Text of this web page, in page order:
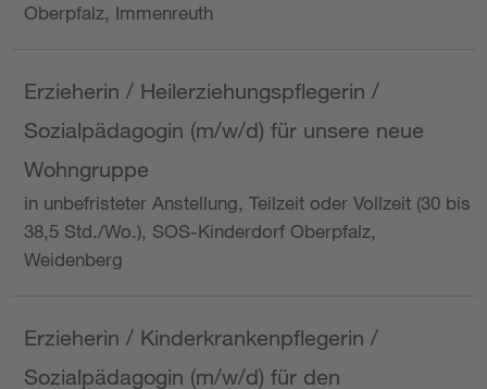
Oberpfalz, Immenreuth
Erzieherin / Heilerziehungspflegerin /
Sozialpädagogin (m/w/d) für unsere neue
Wohngruppe
in unbefristeter Anstellung, Teilzeit oder Vollzeit (30 bis
38,5 Std./Wo.), SOS-Kinderdorf Oberpfalz,
Weidenberg
Erzieherin / Kinderkrankenpflegerin /
Sozialpädagogin (m/w/d) für den